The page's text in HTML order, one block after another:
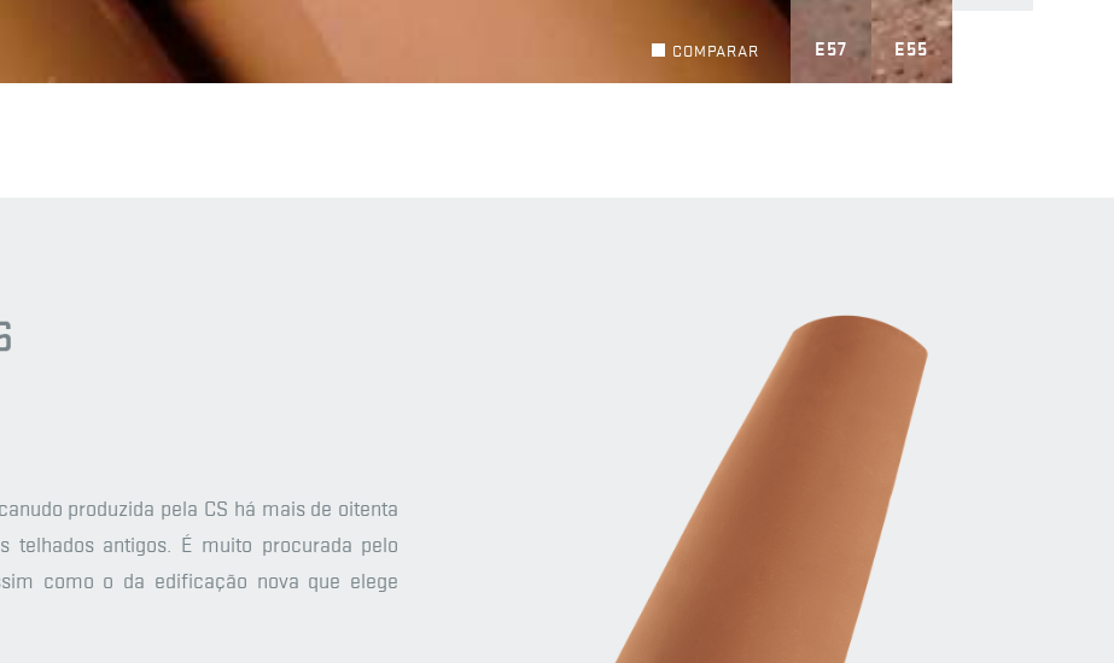
COMPARAR E57 E55
produzida pela CS há mais de oitenta
telhados antigos. É muito procurada pelo
como o da edificação nova que elege